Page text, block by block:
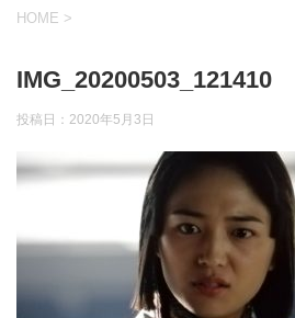
HOME >
IMG_20200503_121410
投稿日： 2020年5月3日